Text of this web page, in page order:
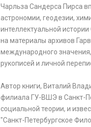
Чарльза Сандерса Пирса
астрономии, геодезии,
интеллектуальной
на материалы архивов
международного
рукописей и личной
Автор книги, Виталий
филиала ГУ-ВШЭ в Санкт-
социальной теории, и
"Санкт-Петербургское